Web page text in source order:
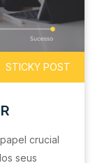
STICKY POST
crucial
seus